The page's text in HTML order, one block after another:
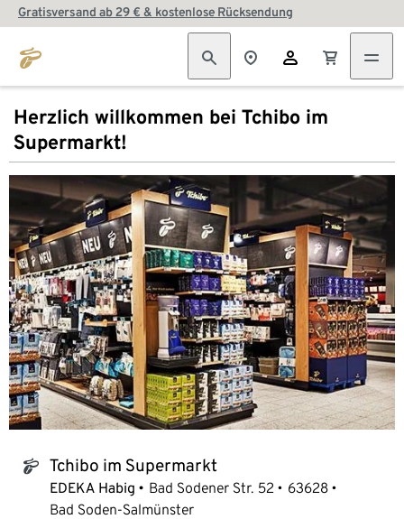
Gratisversand ab 29 € & kostenlose Rücksendung
Herzlich willkommen bei Tchibo im
Supermarkt!
tchibo_logo Tchibo im Supermarkt
EDEKA Habig Bad Sodener Str. 52
63628
Bad Soden-Salmünster